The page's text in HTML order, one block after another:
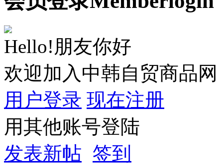
Hello!朋友你好
欢迎加入中韩自贸商品网
用户登录 现在注册
用其他账号登陆
发表新帖 签到